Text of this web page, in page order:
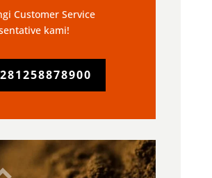
Customer Service
kami!